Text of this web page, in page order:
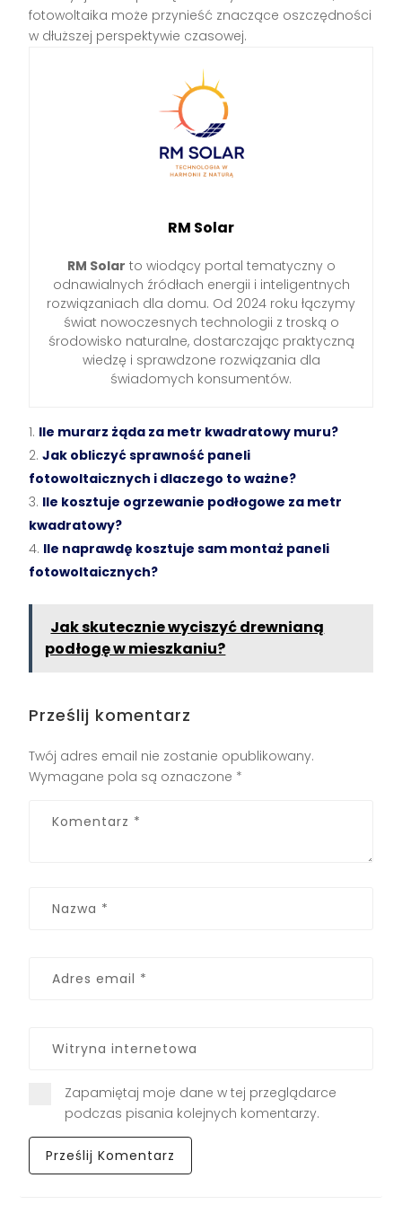
fotowoltaika może przynieść znaczące oszczędności
w dłuższej perspektywie czasowej.
RM Solar
RM Solar to wiodący portal tematyczny o
odnawialnych źródłach energii i inteligentnych
rozwiązaniach dla domu. Od 2024 roku łączymy
świat nowoczesnych technologii z troską o
środowisko naturalne, dostarczając praktyczną
wiedzę i sprawdzone rozwiązania dla
świadomych konsumentów.
Ile murarz żąda za metr kwadratowy muru?
Jak obliczyć sprawność paneli
fotowoltaicznych i dlaczego to ważne?
Ile kosztuje ogrzewanie podłogowe za metr
kwadratowy?
Ile naprawdę kosztuje sam montaż paneli
fotowoltaicznych?
Jak skutecznie wyciszyć drewnianą
podłogę w mieszkaniu?
Prześlij komentarz
Twój adres email nie zostanie opublikowany.
Wymagane pola są oznaczone *
Zapamiętaj moje dane w tej przeglądarce
podczas pisania kolejnych komentarzy.